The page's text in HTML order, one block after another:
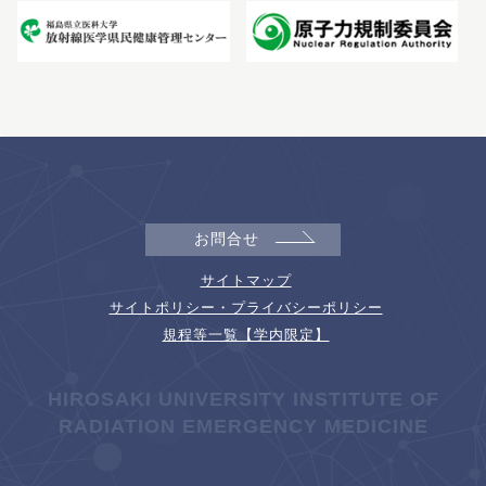
お問合せ
サイトマップ
サイトポリシー・プライバシーポリシー
規程等一覧【学内限定】
HIROSAKI UNIVERSITY INSTITUTE OF
RADIATION EMERGENCY MEDICINE